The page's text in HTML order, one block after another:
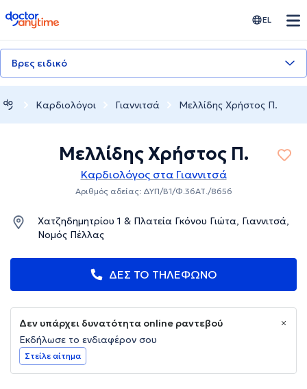
doctoranytime EL
Βρες ειδικό
Καρδιολόγοι Γιαννιτσά Μελλίδης Χρήστος Π.
Μελλίδης Χρήστος Π.
Καρδιολόγος στα Γιαννιτσά
Αριθμός αδείας: ΔΥΠ/B1/Φ.36ΑΤ./8656
Χατζηδημητρίου 1 & Πλατεία Γκόνου Γιώτα, Γιαννιτσά,
Νομός Πέλλας
ΔΕΣ ΤΟ ΤΗΛΕΦΩΝΟ
Δεν υπάρχει δυνατότητα online ραντεβού
Εκδήλωσε το ενδιαφέρον σου
Στείλε αίτημα